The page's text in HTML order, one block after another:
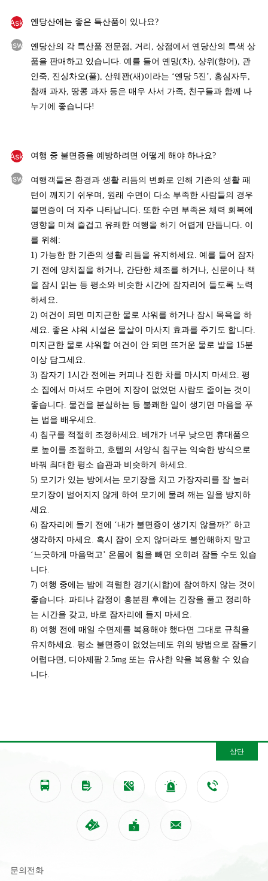
Ask 옌당산에는 좋은 특산품이 있나요?
Answer옌당산의 각 특산품 전문점, 거리, 상점에서 옌당산의 특색 상
품을 판매하고 있습니다. 예를 들어 옌밍(차), 샹위(향어), 관
인죽, 진싱차오(풀), 산웨꽌(새)이라는 ‘옌당 5진’, 홍심자두,
참깨 과자, 땅콩 과자 등은 매우 사서 가족, 친구들과 함께 나
누기에 좋습니다!
Ask 여행 중 불면증을 예방하려면 어떻게 해야 하나요?
Answer여행객들은 환경과 생활 리듬의 변화로 인해 기존의 생활 패
턴이 깨지기 쉬우며, 원래 수면이 다소 부족한 사람들의 경우
불면증이 더 자주 나타납니다. 또한 수면 부족은 체력 회복에
영향을 미쳐 즐겁고 유쾌한 여행을 하기 어렵게 만듭니다. 이
를 위해:
1) 가능한 한 기존의 생활 리듬을 유지하세요. 예를 들어 잠자
기 전에 양치질을 하거나, 간단한 체조를 하거나, 신문이나 책
을 잠시 읽는 등 평소와 비슷한 시간에 잠자리에 들도록 노력
하세요.
2) 여건이 되면 미지근한 물로 샤워를 하거나 잠시 목욕을 하
세요. 좋은 샤워 시설은 물살이 마사지 효과를 주기도 합니다.
미지근한 물로 샤워할 여건이 안 되면 뜨거운 물로 발을 15분
이상 담그세요.
3) 잠자기 1시간 전에는 커피나 진한 차를 마시지 마세요. 평
소 집에서 마셔도 수면에 지장이 없었던 사람도 줄이는 것이
좋습니다. 물건을 분실하는 등 불쾌한 일이 생기면 마음을 푸
는 법을 배우세요.
4) 침구를 적절히 조정하세요. 베개가 너무 낮으면 휴대품으
로 높이를 조절하고, 호텔의 서양식 침구는 익숙한 방식으로
바꿔 최대한 평소 습관과 비슷하게 하세요.
5) 모기가 있는 방에서는 모기장을 치고 가장자리를 잘 눌러
모기장이 벌어지지 않게 하여 모기에 물려 깨는 일을 방지하
세요.
6) 잠자리에 들기 전에 ‘내가 불면증이 생기지 않을까?’ 하고
생각하지 마세요. 혹시 잠이 오지 않더라도 불안해하지 말고
‘느긋하게 마음먹고’ 온몸에 힘을 빼면 오히려 잠들 수도 있습
니다.
7) 여행 중에는 밤에 격렬한 경기(시합)에 참여하지 않는 것이
좋습니다. 파티나 감정이 흥분된 후에는 긴장을 풀고 정리하
는 시간을 갖고, 바로 잠자리에 들지 마세요.
8) 여행 전에 매일 수면제를 복용해야 했다면 그대로 규칙을
유지하세요. 평소 불면증이 없었는데도 위의 방법으로 잠들기
어렵다면, 디아제팜 2.5mg 또는 유사한 약을 복용할 수 있습
니다.
상단
    
  
문의전화